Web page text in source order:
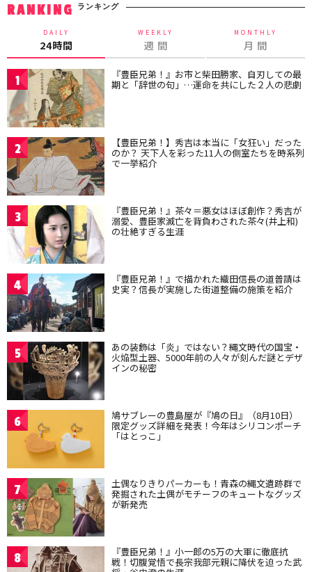
RANKING ランキング
DAILY
24時間
WEEKLY
週 間
MONTHLY
月 間
1 『豊臣兄弟！』お市と柴田勝家、自刃しての最
期と「辞世の句」…運命を共にした２人の悲劇
2 【豊臣兄弟！】秀吉は本当に「女狂い」だった
のか？ 天下人を彩った11人の側室たちを時系列
で一挙紹介
3 『豊臣兄弟！』茶々＝悪女はほぼ創作？秀吉が
溺愛、豊臣家滅亡を背負わされた茶々(井上和)
の壮絶すぎる生涯
4 『豊臣兄弟！』で描かれた織田信長の道普請は
史実？信長が実施した街道整備の施策を紹介
5 あの装飾は「炎」ではない？縄文時代の国宝・
火焔型土器、5000年前の人々が刻んだ謎とデザ
インの秘密
6 鳩サブレーの豊島屋が『鳩の日』（8月10日）
限定グッズ詳細を発表！今年はシリコンポーチ
「はとっこ」
7 土偶なりきりパーカーも！青森の縄文遺跡群で
発掘された土偶がモチーフのキュートなグッズ
が新発売
8 『豊臣兄弟！』小一郎の5万の大軍に徹底抗
戦！切腹覚悟で長宗我部元親に降伏を迫った武